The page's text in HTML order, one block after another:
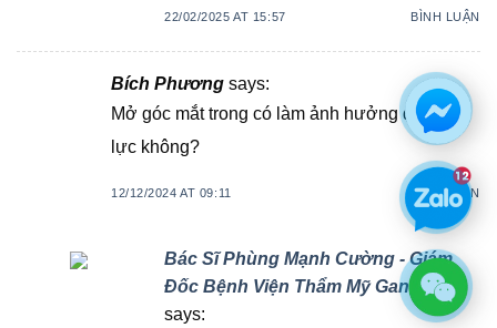
22/02/2025 AT 15:57 BÌNH LUẬN
Bích Phương says:
Mở góc mắt trong có làm ảnh hưởng đến thị
lực không?
12/12/2024 AT 09:11 BÌNH LUẬN
Bác Sĩ Phùng Mạnh Cường - Giám
Đốc Bệnh Viện Thẩm Mỹ Gangwhoo
says: